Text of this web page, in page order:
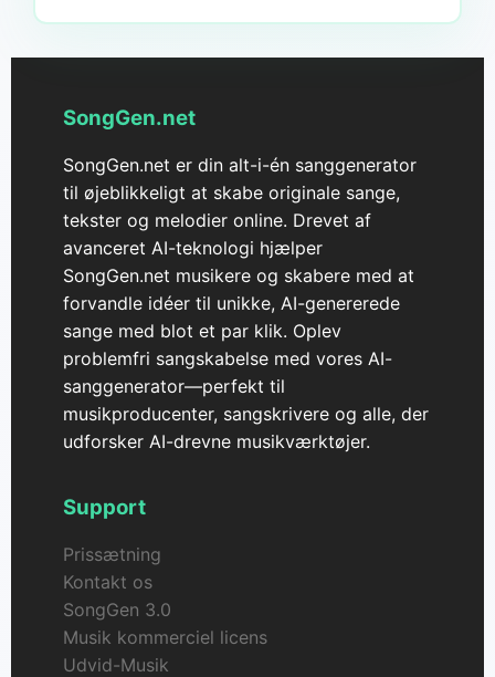
SongGen.net
SongGen.net er din alt-i-én sanggenerator
til øjeblikkeligt at skabe originale sange,
tekster og melodier online. Drevet af
avanceret AI-teknologi hjælper
SongGen.net musikere og skabere med at
forvandle idéer til unikke, AI-genererede
sange med blot et par klik. Oplev
problemfri sangskabelse med vores AI-
sanggenerator—perfekt til
musikproducenter, sangskrivere og alle, der
udforsker AI-drevne musikværktøjer.
Support
Prissætning
Kontakt os
SongGen 3.0
Musik kommerciel licens
Udvid-Musik